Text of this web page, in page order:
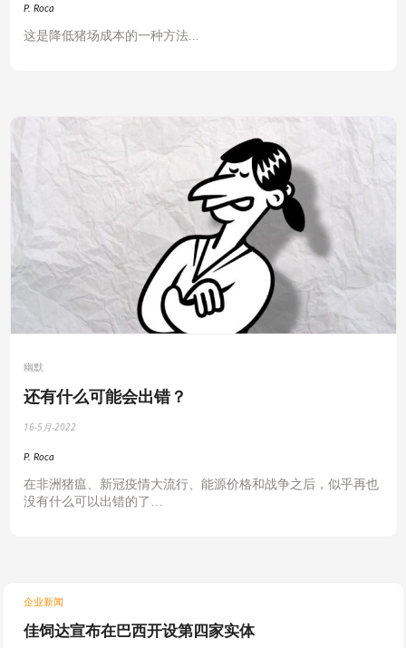
P. Roca
这是降低猪场成本的一种方法...
幽默
还有什么可能会出错？
16-5月-2022
P. Roca
在非洲猪瘟、新冠疫情大流行、能源价格和战争之后，似乎再也
没有什么可以出错的了…
企业新闻
佳饲达宣布在巴西开设第四家实体